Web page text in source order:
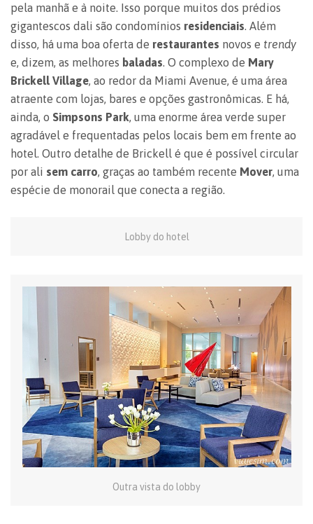
pela manhã e à noite. Isso porque muitos dos prédios
gigantescos dali são condomínios residenciais. Além
disso, há uma boa oferta de restaurantes novos e trendy
e, dizem, as melhores baladas. O complexo de Mary
Brickell Village, ao redor da Miami Avenue, é uma área
atraente com lojas, bares e opções gastronômicas. E há,
ainda, o Simpsons Park, uma enorme área verde super
agradável e frequentadas pelos locais bem em frente ao
hotel. Outro detalhe de Brickell é que é possível circular
por ali sem carro, graças ao também recente Mover, uma
espécie de monorail que conecta a região.
Lobby do hotel
Outra vista do lobby